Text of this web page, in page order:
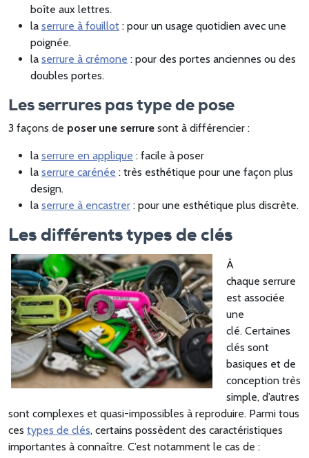
boîte aux lettres.
la serrure à fouillot : pour un usage quotidien avec une
poignée.
la serrure à crémone : pour des portes anciennes ou des
doubles portes.
Les serrures pas type de pose
3 façons de poser une serrure sont à différencier :
la serrure en applique : facile à poser
la serrure carénée : très esthétique pour une façon plus
design.
la serrure à encastrer : pour une esthétique plus discrète.
Les différents types de clés
À
chaque serrure
est associée
une
clé. Certaines
clés sont
basiques et de
conception très
simple, d’autres
sont complexes et quasi-impossibles à reproduire. Parmi tous
ces types de clés, certains possèdent des caractéristiques
importantes à connaître. C’est notamment le cas de :